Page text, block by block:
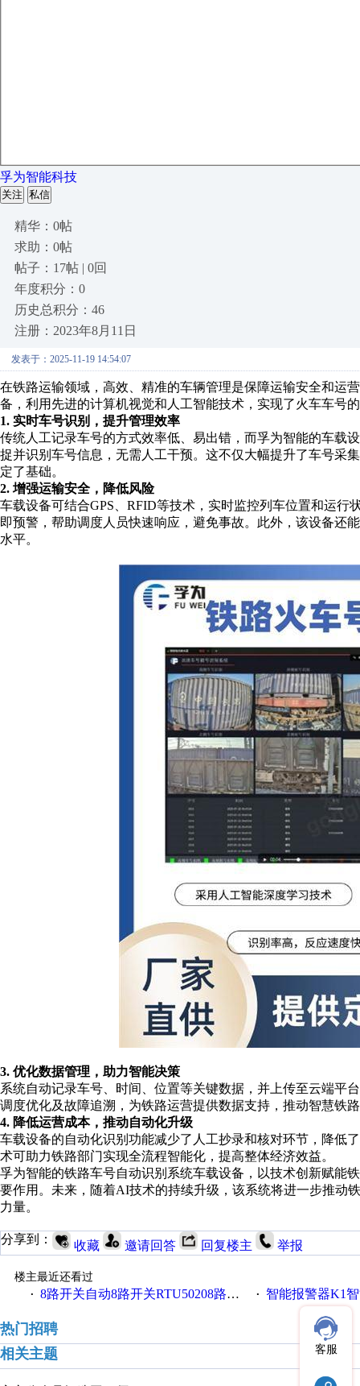
孚为智能科技
关注 私信
精华：0帖
求助：0帖
帖子：17帖 | 0回
年度积分：0
历史总积分：46
注册：2023年8月11日
发表于：2025-11-19 14:54:07
在铁路运输领域，高效、精准的车辆管理是保障运输安全和运
备，利用先进的计算机视觉和人工智能技术，实现了火车车号
1. 实时车号识别，提升管理效率
传统人工记录车号的方式效率低、易出错，而孚为智能的车载
捉并识别车号信息，无需人工干预。这不仅大幅提升了车号采
定了基础。
2. 增强运输安全，降低风险
车载设备可结合GPS、RFID等技术，实时监控列车位置和运
即预警，帮助调度人员快速响应，避免事故。此外，该设备还
水平。
3. 优化数据管理，助力智能决策
系统自动记录车号、时间、位置等关键数据，并上传至云端平
调度优化及故障追溯，为铁路运营提供数据支持，推动智慧铁
4. 降低运营成本，推动自动化升级
车载设备的自动化识别功能减少了人工抄录和核对环节，降低
术可助力铁路部门实现全流程智能化，提高整体经济效益。
孚为智能的铁路车号自动识别系统车载设备，以技术创新赋能
要作用。未来，随着AI技术的持续升级，该系统将进一步推动
力量。
分享到： 收藏 邀请回答 回复楼主 举报
楼主最近还看过
· 8路开关自动8路开关RTU50208路开关金鸽RTU5021 · 智能报警器K1智能
热门招聘
相关主题
客服